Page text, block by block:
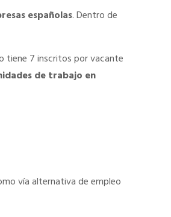
españolas. Dentro de
tiene 7 inscritos por vacante
de trabajo en
vía alternativa de empleo